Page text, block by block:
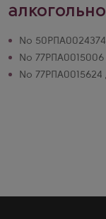
№ 50РПА0024374
№ 77РПА0015006
№ 77РПА0015624